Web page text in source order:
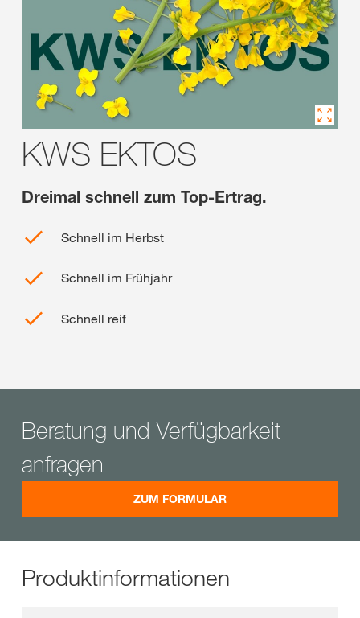
KWS EKTOS
Dreimal schnell zum Top-Ertrag.
Schnell im Herbst
Schnell im Frühjahr
Schnell reif
Beratung und Verfügbarkeit
anfragen
ZUM FORMULAR
Produktinformationen